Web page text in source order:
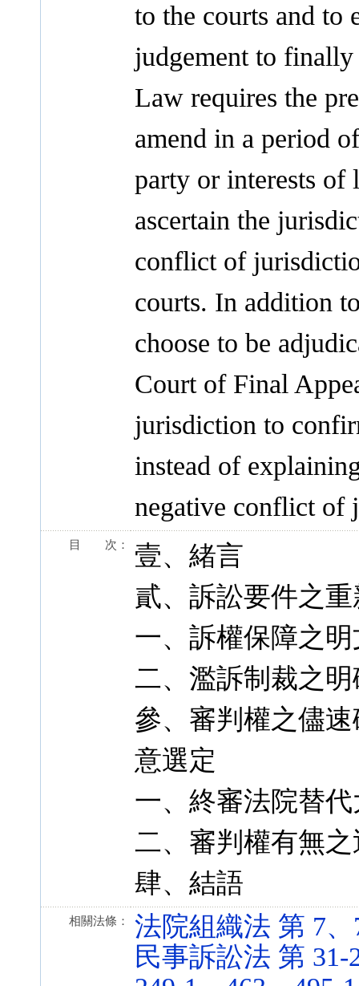
to the courts and to
judgement to
Law requires the
amend in a period
party or interests of
ascertain the
conflict of
courts. In addition
choose to be
Court of Final
jurisdiction to
instead of
negative conflict of
目 次：
壹、緒言
貳、訴訟要件之
一、訴權保障之
二、濫訴制裁之
參、審判權之儘
意選定
一、終審法院替
二、審判權有無
肆、結語
相關法條：
法院組織法 第 7、
民事訴訟法 第 31-